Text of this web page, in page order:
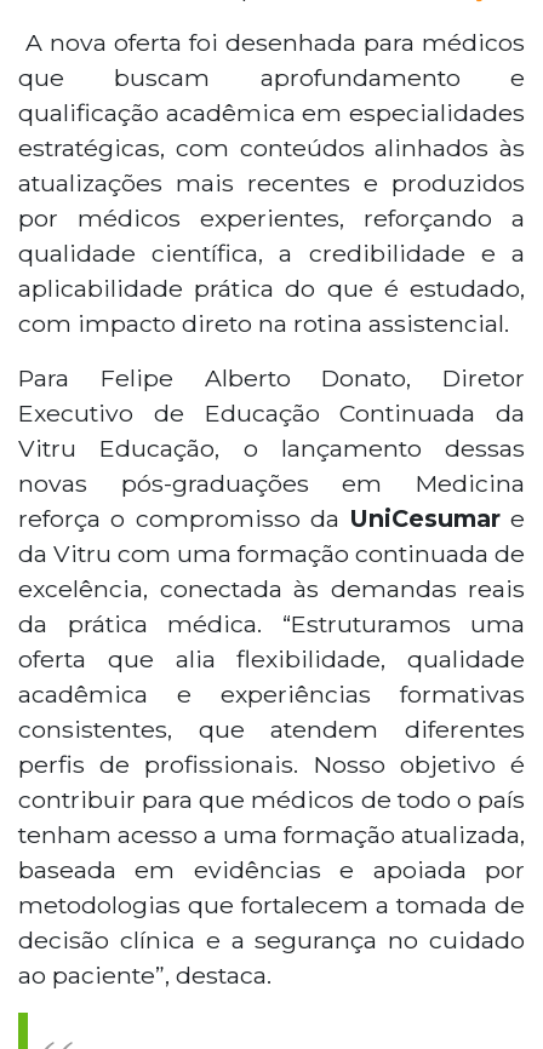
A nova oferta foi desenhada para médicos
que buscam aprofundamento e
qualificação acadêmica em especialidades
estratégicas, com conteúdos alinhados às
atualizações mais recentes e produzidos
por médicos experientes, reforçando a
qualidade científica, a credibilidade e a
aplicabilidade prática do que é estudado,
com impacto direto na rotina assistencial.
Para Felipe Alberto Donato, Diretor
Executivo de Educação Continuada da
Vitru Educação, o lançamento dessas
novas pós-graduações em Medicina
reforça o compromisso da UniCesumare
da Vitru com uma formação continuada de
excelência, conectada às demandas reais
da prática médica. “Estruturamos uma
oferta que alia flexibilidade, qualidade
acadêmica e experiências formativas
consistentes, que atendem diferentes
perfis de profissionais. Nosso objetivo é
contribuir para que médicos de todo o país
tenham acesso a uma formação atualizada,
baseada em evidências e apoiada por
metodologias que fortalecem a tomada de
decisão clínica e a segurança no cuidado
ao paciente”, destaca.